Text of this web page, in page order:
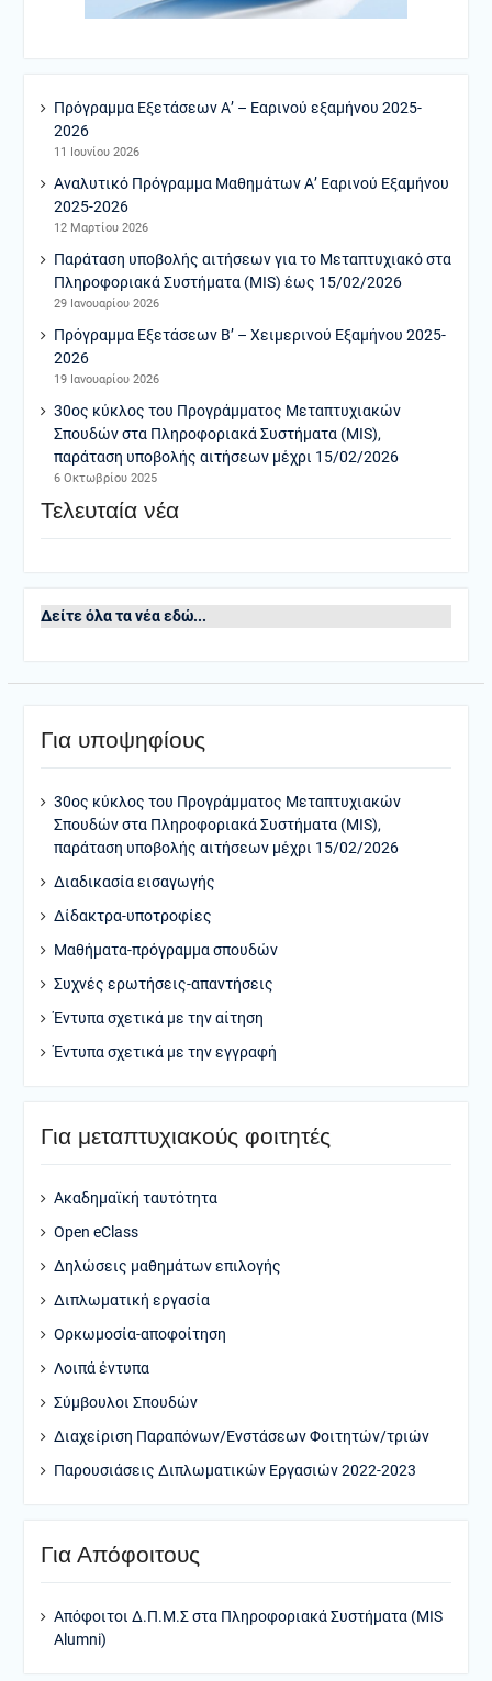
Πρόγραμμα Εξετάσεων Α’ – Εαρινού εξαμήνου 2025-
2026
11 Ιουνίου 2026
Αναλυτικό Πρόγραμμα Μαθημάτων Α’ Εαρινού Εξαμήνου
2025-2026
12 Μαρτίου 2026
Παράταση υποβολής αιτήσεων για το Μεταπτυχιακό στα
Πληροφοριακά Συστήματα (MIS) έως 15/02/2026
29 Ιανουαρίου 2026
Πρόγραμμα Εξετάσεων Β’ – Χειμερινού Εξαμήνου 2025-
2026
19 Ιανουαρίου 2026
30ος κύκλος του Προγράμματος Μεταπτυχιακών
Σπουδών στα Πληροφοριακά Συστήματα (MIS),
παράταση υποβολής αιτήσεων μέχρι 15/02/2026
6 Οκτωβρίου 2025
Τελευταία νέα
Δείτε όλα τα νέα εδώ...
Για υποψηφίους
30ος κύκλος του Προγράμματος Μεταπτυχιακών
Σπουδών στα Πληροφοριακά Συστήματα (MIS),
παράταση υποβολής αιτήσεων μέχρι 15/02/2026
Διαδικασία εισαγωγής
Δίδακτρα-υποτροφίες
Μαθήματα-πρόγραμμα σπουδών
Συχνές ερωτήσεις-απαντήσεις
Έντυπα σχετικά με την αίτηση
Έντυπα σχετικά με την εγγραφή
Για μεταπτυχιακούς φοιτητές
Ακαδημαϊκή ταυτότητα
Open eClass
Δηλώσεις μαθημάτων επιλογής
Διπλωματική εργασία
Ορκωμοσία-αποφοίτηση
Λοιπά έντυπα
Σύμβουλοι Σπουδών
Διαχείριση Παραπόνων/Ενστάσεων Φοιτητών/τριών
Παρουσιάσεις Διπλωματικών Εργασιών 2022-2023
Για Απόφοιτους
Απόφοιτοι Δ.Π.Μ.Σ στα Πληροφοριακά Συστήματα (MIS
Alumni)